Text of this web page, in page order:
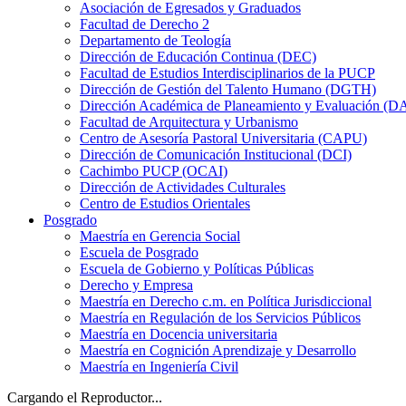
Asociación de Egresados y Graduados
Facultad de Derecho 2
Departamento de Teología
Dirección de Educación Continua (DEC)
Facultad de Estudios Interdisciplinarios de la PUCP
Dirección de Gestión del Talento Humano (DGTH)
Dirección Académica de Planeamiento y Evaluación
Facultad de Arquitectura y Urbanismo
Centro de Asesoría Pastoral Universitaria (CAPU)
Dirección de Comunicación Institucional (DCI)
Cachimbo PUCP (OCAI)
Dirección de Actividades Culturales
Centro de Estudios Orientales
Posgrado
Maestría en Gerencia Social
Escuela de Posgrado
Escuela de Gobierno y Políticas Públicas
Derecho y Empresa
Maestría en Derecho c.m. en Política Jurisdiccional
Maestría en Regulación de los Servicios Públicos
Maestría en Docencia universitaria
Maestría en Cognición Aprendizaje y Desarrollo
Maestría en Ingeniería Civil
Cargando el Reproductor...